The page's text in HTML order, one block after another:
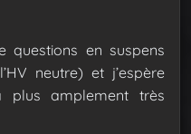
en suspens
neutre) et j’espère
plus amplement très